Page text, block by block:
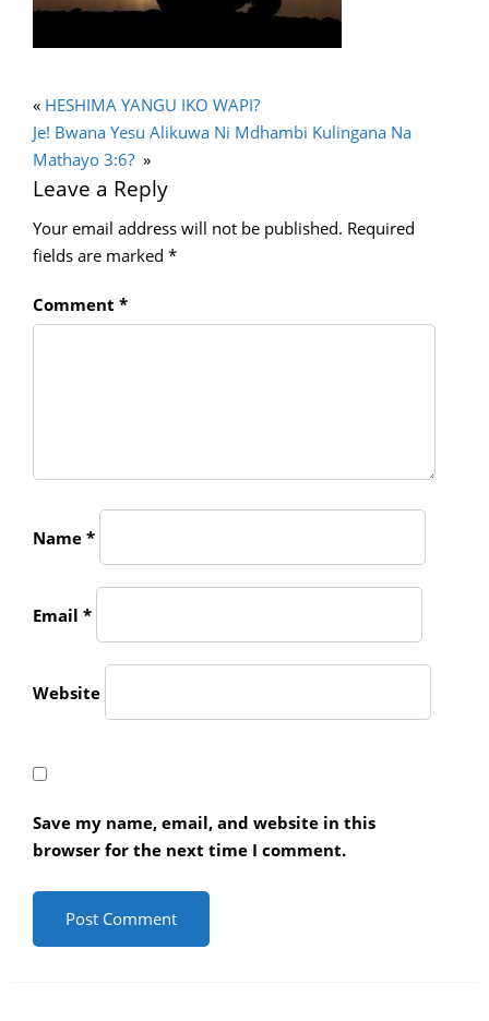
« HESHIMA YANGU IKO WAPI?
Je! Bwana Yesu Alikuwa Ni Mdhambi Kulingana Na
Mathayo 3:6? »
Leave a Reply
Your email address will not be published. Required
fields are marked *
Comment *
Name *
Email *
Website
Save my name, email, and website in this
browser for the next time I comment.